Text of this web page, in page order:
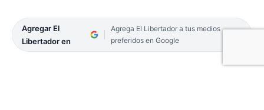
Agregar El
Libertador en
Agrega El Libertador a tus medios
preferidos en Google